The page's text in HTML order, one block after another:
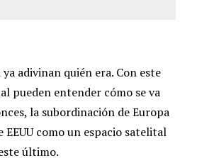
adivinan quién era. Con este
pueden entender cómo se va
la subordinación de Europa
como un espacio satelital
último.